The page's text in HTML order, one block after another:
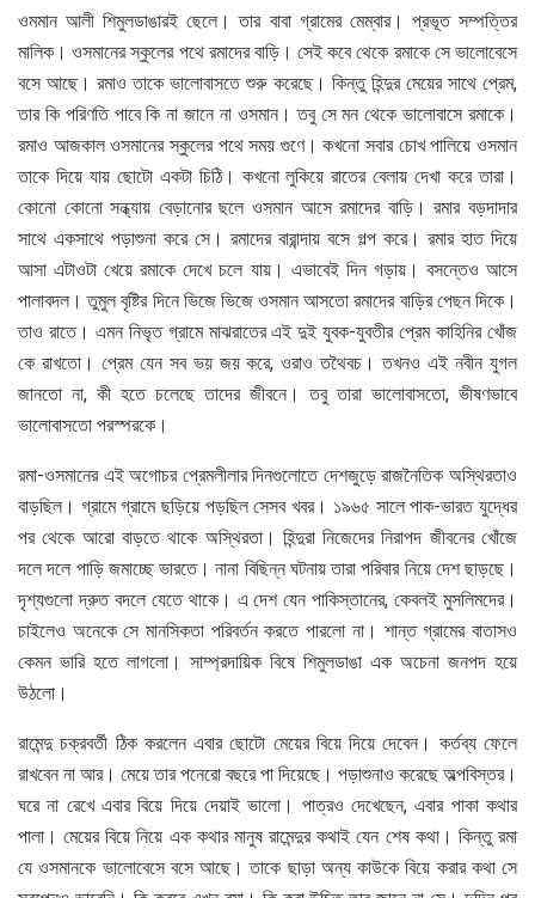
ওমমান আলী শিমুলডাঙারই ছেলে। তার বাবা গ্রামের মেম্বার। প্রভূত সম্পত্তির
মালিক। ওসমানের স্কুলের পথে রমাদের বাড়ি। সেই কবে থেকে রমাকে সে ভালোবেসে
বসে আছে। রমাও তাকে ভালোবাসতে শুরু করেছে। কিন্তু হিন্দুর মেয়ের সাথে প্রেম,
তার কি পরিণতি পাবে কি না জানে না ওসমান। তবু সে মন থেকে ভালোবাসে রমাকে।
রমাও আজকাল ওসমানের স্কুলের পথে সময় গুণে। কখনো সবার চোখ পালিয়ে ওসমান
তাকে দিয়ে যায় ছোটো একটা চিঠি। কখনো লুকিয়ে রাতের বেলায় দেখা করে তারা।
কোনো কোনো সন্ধ্যায় বেড়ানোর ছলে ওসমান আসে রমাদের বাড়ি। রমার বড়দাদার
সাথে একসাথে পড়াশুনা করে সে। রমাদের বারান্দায় বসে গল্প করে। রমার হাত দিয়ে
আসা এটাওটা খেয়ে রমাকে দেখে চলে যায়। এভাবেই দিন গড়ায়। বসন্তেও আসে
পালাবদল। তুমুল বৃষ্টির দিনে ভিজে ভিজে ওসমান আসতো রমাদের বাড়ির পেছন দিকে।
তাও রাতে। এমন নিভৃত গ্রামে মাঝরাতের এই দুই যুবক-যুবতীর প্রেম কাহিনির খোঁজ
কে রাখতো। প্রেম যেন সব ভয় জয় করে, ওরাও তথৈবচ। তখনও এই নবীন যুগল
জানতো না, কী হতে চলেছে তাদের জীবনে। তবু তারা ভালোবাসতো, ভীষণভাবে
ভালোবাসতো পরস্পরকে।
রমা-ওসমানের এই অগোচর প্রেমলীলার দিনগুলোতে দেশজুড়ে রাজনৈতিক অস্থিরতাও
বাড়ছিল। গ্রামে গ্রামে ছড়িয়ে পড়ছিল সেসব খবর। ১৯৬৫ সালে পাক-ভারত যুদ্ধের
পর থেকে আরো বাড়তে থাকে অস্থিরতা। হিন্দুরা নিজেদের নিরাপদ জীবনের খোঁজে
দলে দলে পাড়ি জমাচ্ছে ভারতে। নানা বিছিন্ন ঘটনায় তারা পরিবার নিয়ে দেশ ছাড়ছে।
দৃশ্যগুলো দ্রুত বদলে যেতে থাকে। এ দেশ যেন পাকিস্তানের, কেবলই মুসলিমদের।
চাইলেও অনেকে সে মানসিকতা পরিবর্তন করতে পারলো না। শান্ত গ্রামের বাতাসও
কেমন ভারি হতে লাগলো। সাম্প্রদায়িক বিষে শিমুলডাঙা এক অচেনা জনপদ হয়ে
উঠলো।
রামেন্দু চক্রবর্তী ঠিক করলেন এবার ছোটো মেয়ের বিয়ে দিয়ে দেবেন। কর্তব্য ফেলে
রাখবেন না আর। মেয়ে তার পনেরো বছরে পা দিয়েছে। পড়াশুনাও করেছে অল্পবিস্তর।
ঘরে না রেখে এবার বিয়ে দিয়ে দেয়াই ভালো। পাত্রও দেখেছেন, এবার পাকা কথার
পালা। মেয়ের বিয়ে নিয়ে এক কথার মানুষ রামেন্দুর কথাই যেন শেষ কথা। কিন্তু রমা
যে ওসমানকে ভালোবেসে বসে আছে। তাকে ছাড়া অন্য কাউকে বিয়ে করার কথা সে